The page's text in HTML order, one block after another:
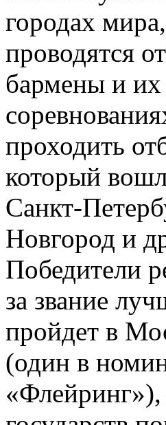
городах
проводятся
бармены и их
проходить
который
Санкт-
Новгород и
Победители
за звание
пройдет в
(один в
«Флейринг»),